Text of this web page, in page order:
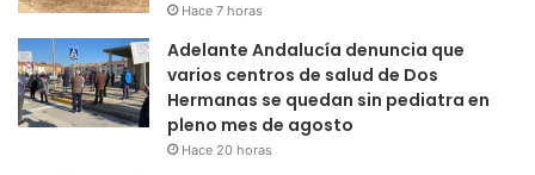
Hace 7 horas
Adelante Andalucía denuncia que
varios centros de salud de Dos
Hermanas se quedan sin pediatra en
pleno mes de agosto
Hace 20 horas